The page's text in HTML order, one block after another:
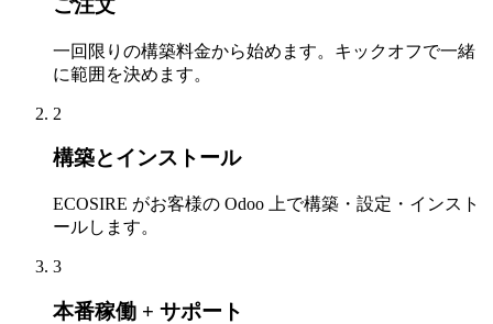
ご注文
一回限りの構築料金から始めます。キックオフで一緒
に範囲を決めます。
2
構築とインストール
ECOSIRE がお客様の Odoo 上で構築・設定・インスト
ールします。
3
本番稼働 + サポート